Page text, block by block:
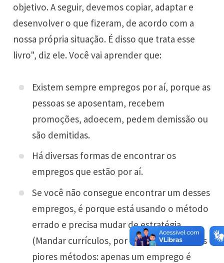
objetivo. A seguir, devemos copiar, adaptar e
desenvolver o que fizeram, de acordo com a
nossa própria situação. É disso que trata esse
livro", diz ele. Você vai aprender que:
Existem sempre empregos por aí, porque as
pessoas se aposentam, recebem
promoções, adoecem, pedem demissão ou
são demitidas.
Há diversas formas de encontrar os
empregos que estão por aí.
Se você não consegue encontrar um desses
empregos, é porque está usando o método
errado e precisa mudar de estratégia.
(Mandar currículos, por exemplo, é um dos
piores métodos: apenas um emprego é